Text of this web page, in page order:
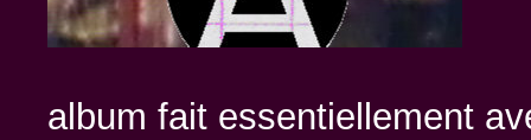
album fait essentiellement